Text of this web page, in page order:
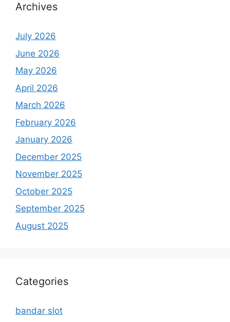
Archives
July 2026
June 2026
May 2026
April 2026
March 2026
February 2026
January 2026
December 2025
November 2025
October 2025
September 2025
August 2025
Categories
bandar slot